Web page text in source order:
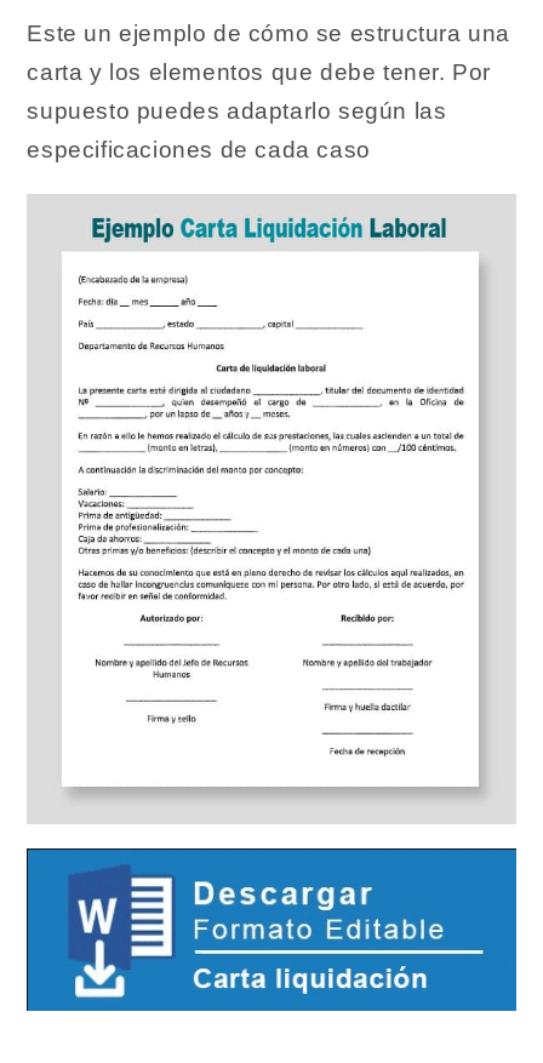
Este un ejemplo de cómo se estructura una
carta y los elementos que debe tener. Por
supuesto puedes adaptarlo según las
especificaciones de cada caso